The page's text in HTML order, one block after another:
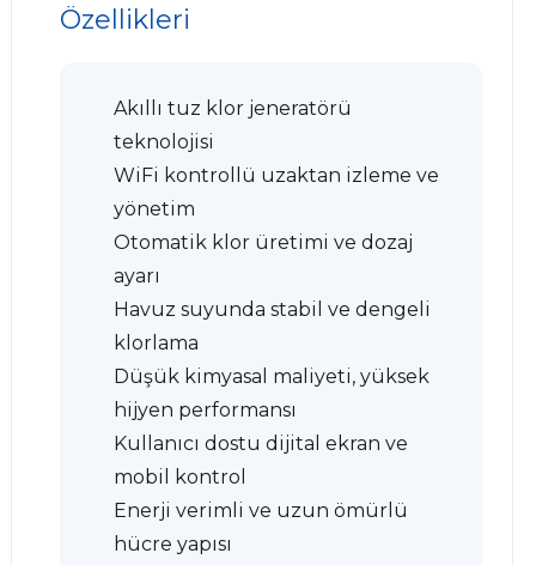
Özellikleri
Akıllı tuz klor jeneratörü
teknolojisi
WiFi kontrollü uzaktan izleme ve
yönetim
Otomatik klor üretimi ve dozaj
ayarı
Havuz suyunda stabil ve dengeli
klorlama
Düşük kimyasal maliyeti, yüksek
hijyen performansı
Kullanıcı dostu dijital ekran ve
mobil kontrol
Enerji verimli ve uzun ömürlü
hücre yapısı